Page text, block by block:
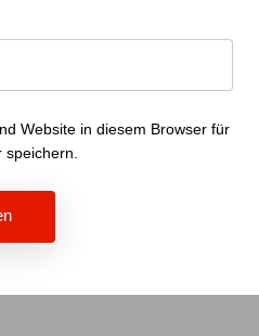
Website in diesem Browser für